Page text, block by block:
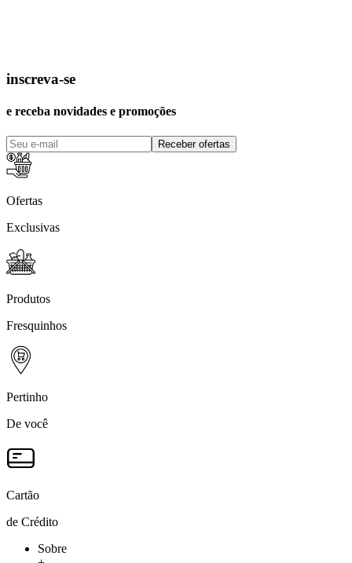
inscreva-se
e receba novidades e promoções
Receber ofertas
Ofertas
Exclusivas
Produtos
Fresquinhos
Pertinho
De você
Cartão
de Crédito
Sobre